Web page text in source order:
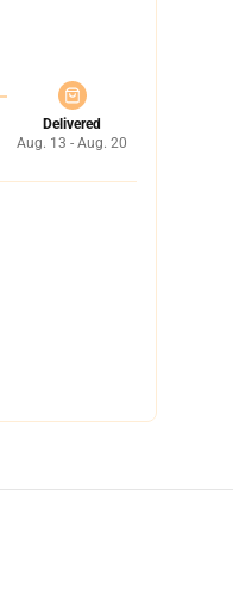
Delivered
Aug. 13 - Aug. 20